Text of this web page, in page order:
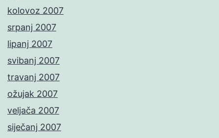
kolovoz 2007
srpanj 2007
lipanj 2007
svibanj 2007
travanj 2007
ožujak 2007
veljača 2007
siječanj 2007